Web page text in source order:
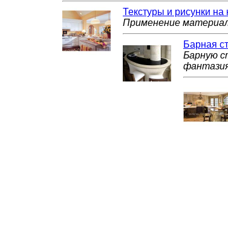
Текстуры и рисунки на
Применение
Барная
Барную